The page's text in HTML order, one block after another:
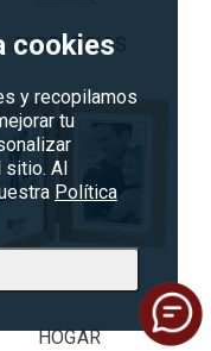
cookies
y recopilamos
tu
Al
Política
ACCESORIOS
HOGAR